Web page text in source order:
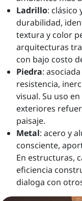
Ladrillo: clásico
durabilidad,
textura y color
arquitecturas
con bajo costo
Piedra:
resistencia,
visual. Su uso
exteriores
paisaje.
Metal: acero y
consciente,
En estructuras,
eficiencia
dialoga con